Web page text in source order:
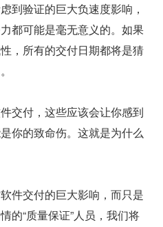
到验证的巨大负速度影响，
都可能是毫无意义的。如果
，所有的交付日期都将是猜
交付，这些应该会让你感到
你的致命伤。这就是为什么
件交付的巨大影响，而只是
的“质量保证”人员，我们将